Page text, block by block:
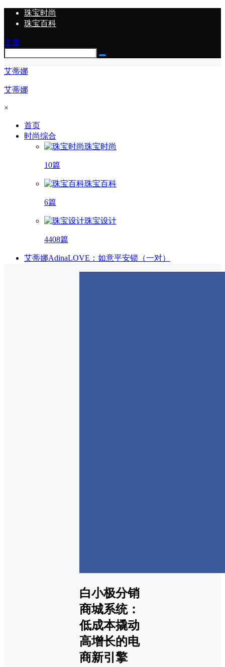
珠宝时尚
珠宝百科
文章
艾蒂娜
艾蒂娜
×
首页
时尚综合
珠宝时尚
10篇
珠宝百科
6篇
珠宝设计
4408篇
艾蒂娜AdinaLOVE：如意平安锁（一对）
白小极分销
商城系统：
低成本撬动
高增长的电
商新引擎